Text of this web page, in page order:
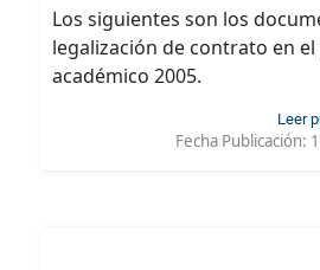
Los siguientes son los
legalización de contrato en
académico 2005.
Leer
Fecha Publicación: